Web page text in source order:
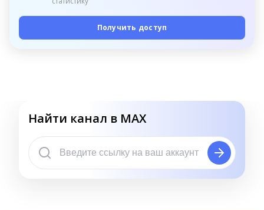
Получить доступ
Найти канал в MAX